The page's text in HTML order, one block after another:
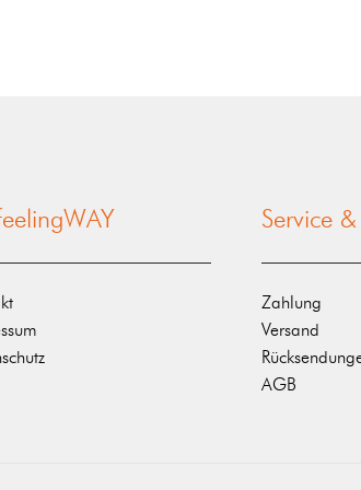
Service
Zahlung
Versand
AGB